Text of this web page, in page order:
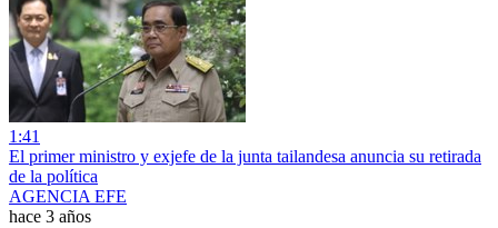
1:41
El primer ministro y exjefe de la junta tailandesa anuncia su retirada
de la política
AGENCIA EFE
hace 3 años